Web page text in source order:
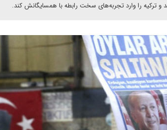
و ترکیه را وارد تجربه‌های سخت رابطه با همسایگانش کند.